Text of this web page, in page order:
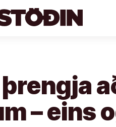
– eins